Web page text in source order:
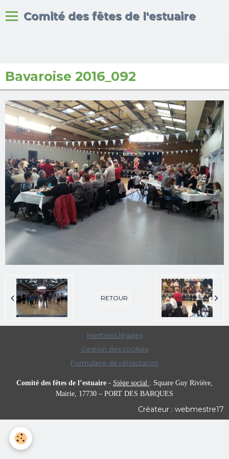
Comité des fêtes de l'estuaire
Accueil
Bavaroise 2016_092
RETOUR
Mentions légales
Gestion des cookies
Formulaire de rétractation
Comité des fêtes de l’estuaire - Siège social : Square Guy Rivière,
Mairie, 17730 – PORT DES BARQUES
Créateur : webmestre17